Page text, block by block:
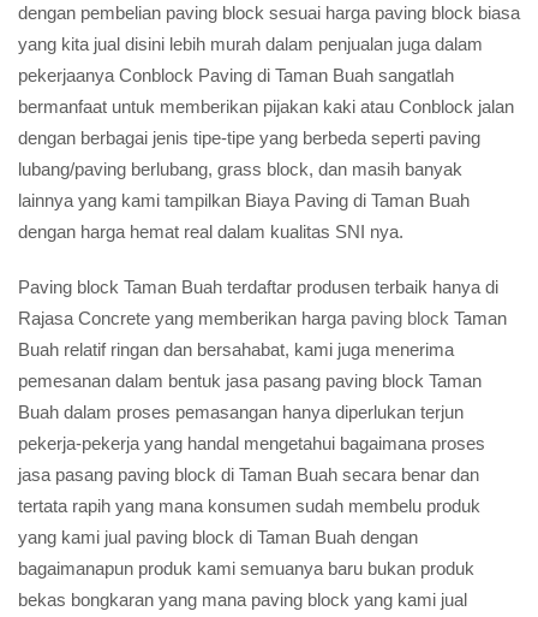
dengan pembelian paving block sesuai harga paving block biasa
yang kita jual disini lebih murah dalam penjualan juga dalam
pekerjaanya Conblock Paving di Taman Buah sangatlah
bermanfaat untuk memberikan pijakan kaki atau Conblock jalan
dengan berbagai jenis tipe-tipe yang berbeda seperti paving
lubang/paving berlubang, grass block, dan masih banyak
lainnya yang kami tampilkan Biaya Paving di Taman Buah
dengan harga hemat real dalam kualitas SNI nya.
Paving block Taman Buah terdaftar produsen terbaik hanya di
Rajasa Concrete yang memberikan harga paving block Taman
Buah relatif ringan dan bersahabat, kami juga menerima
pemesanan dalam bentuk jasa pasang paving block Taman
Buah dalam proses pemasangan hanya diperlukan terjun
pekerja-pekerja yang handal mengetahui bagaimana proses
jasa pasang paving block di Taman Buah secara benar dan
tertata rapih yang mana konsumen sudah membelu produk
yang kami jual paving block di Taman Buah dengan
bagaimanapun produk kami semuanya baru bukan produk
bekas bongkaran yang mana paving block yang kami jual